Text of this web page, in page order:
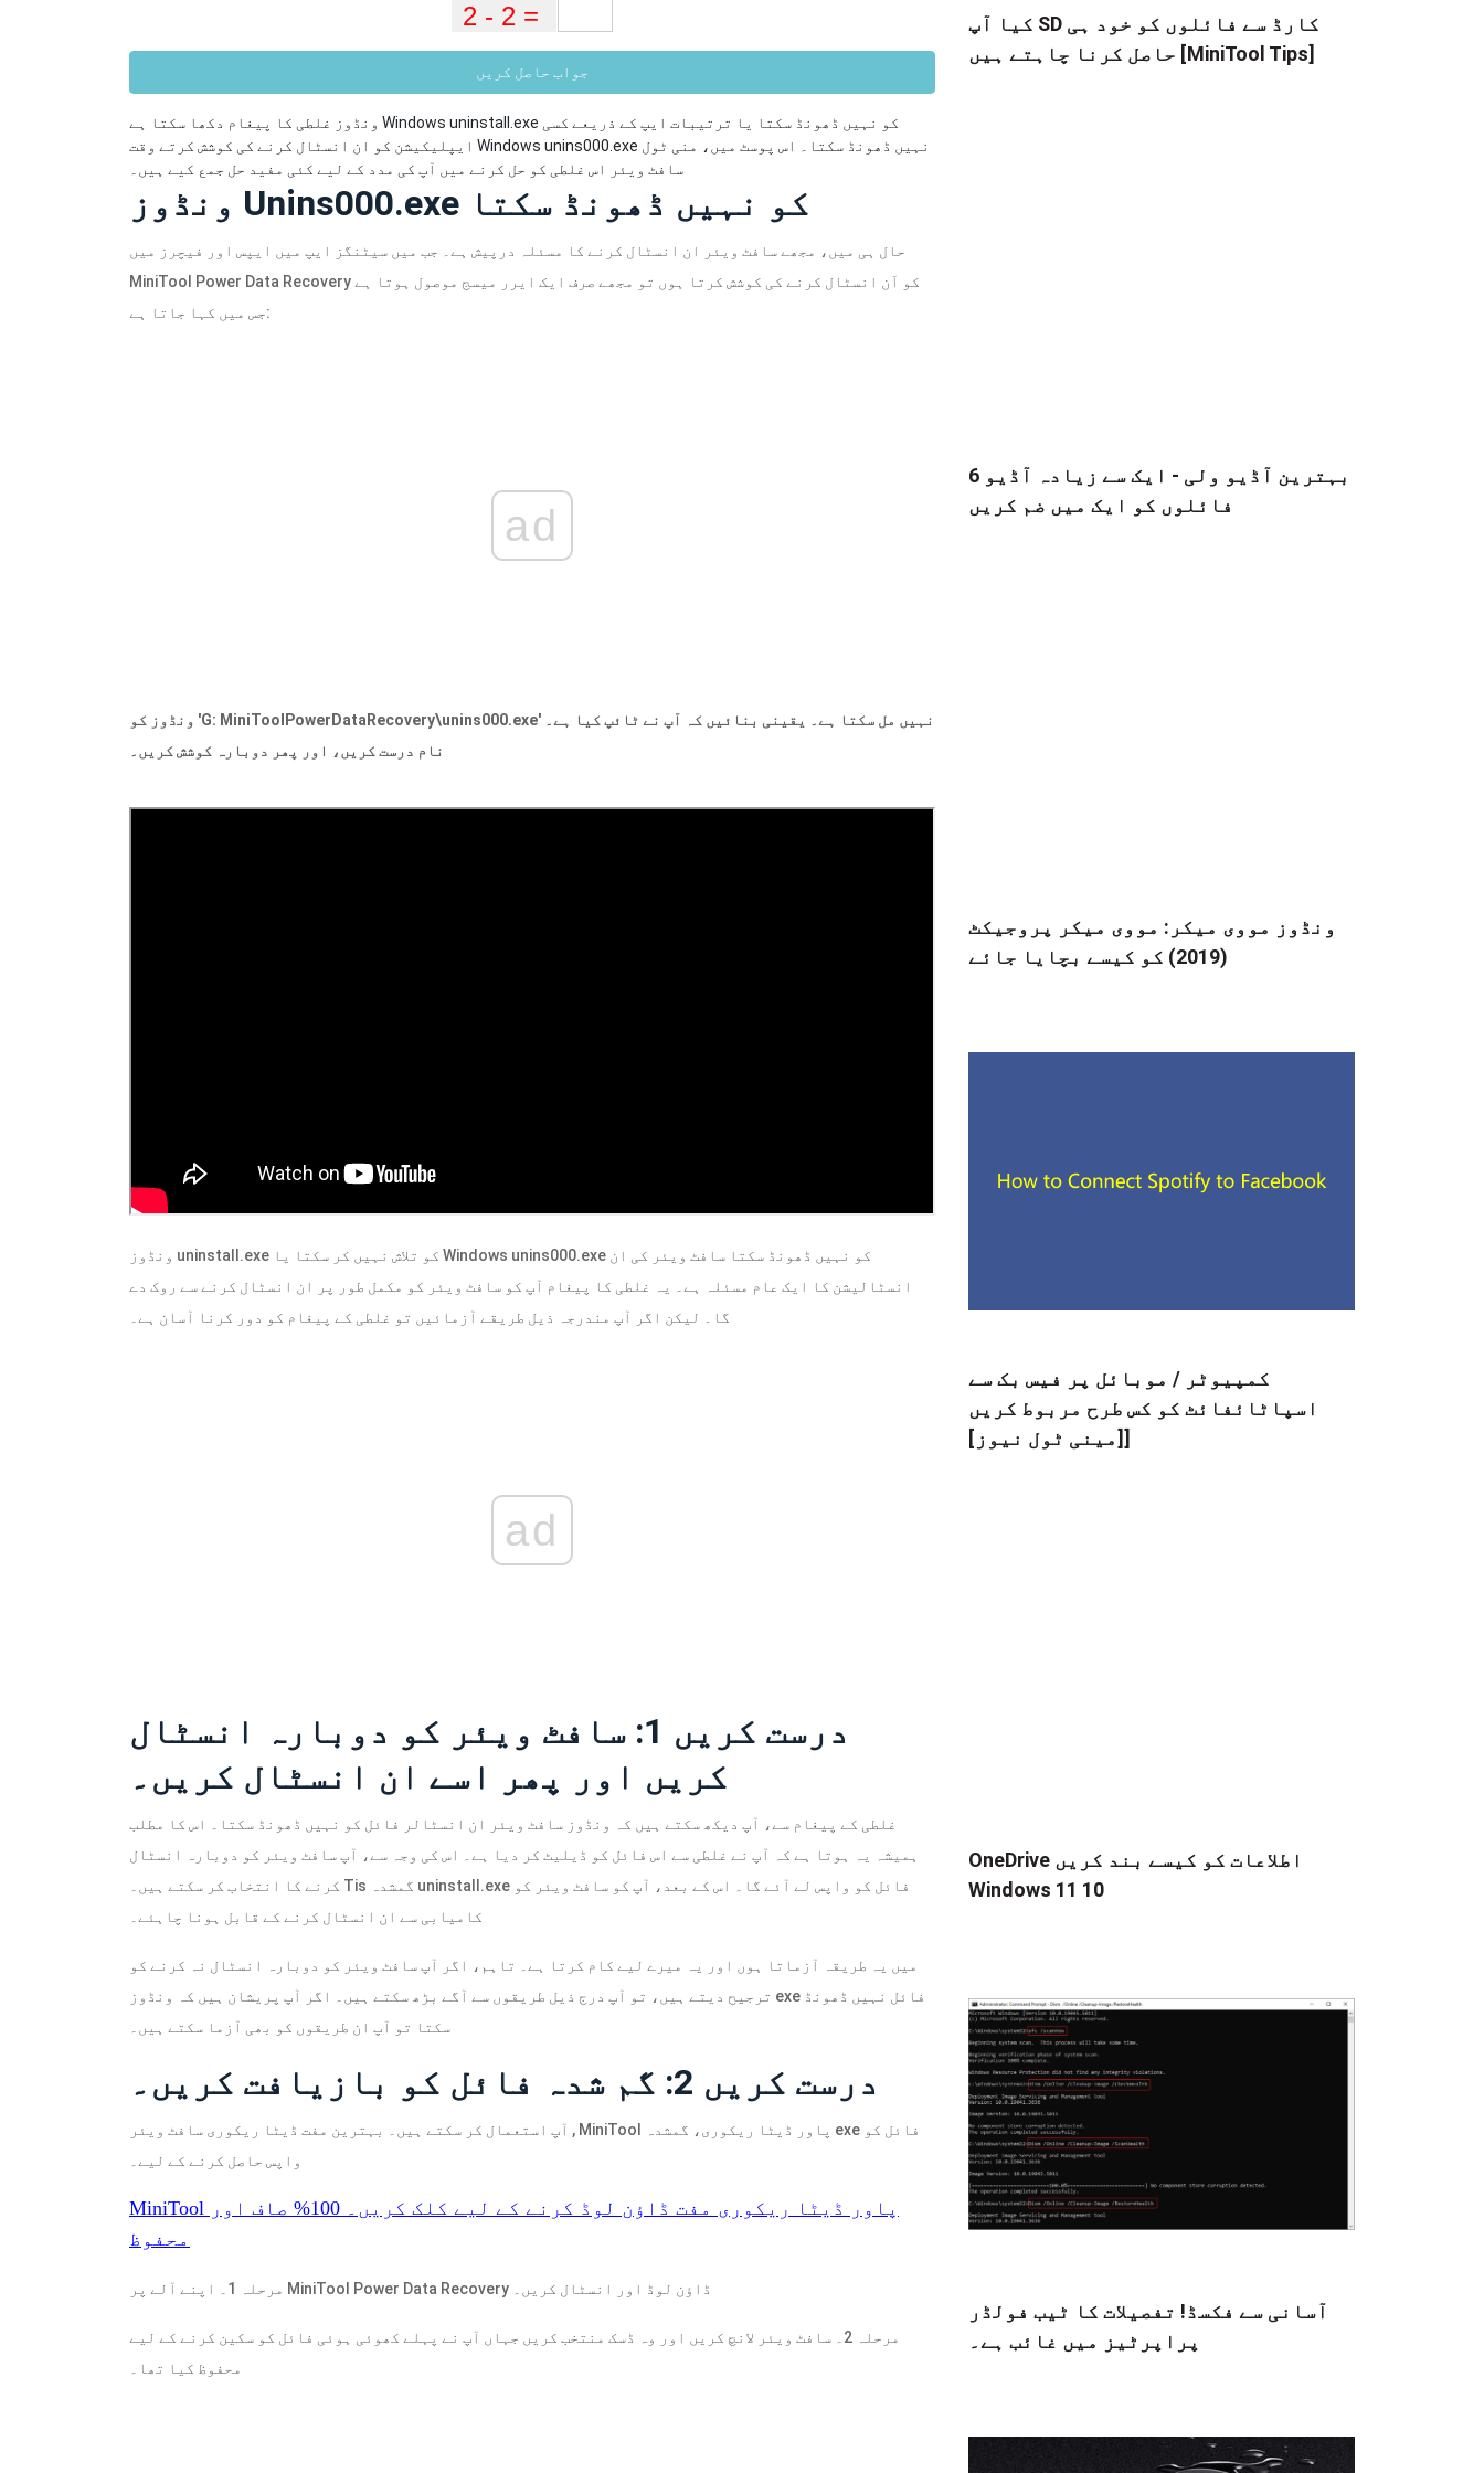
جواب حاصل کریں
ونڈوز غلطی کا پیغام دکھا سکتا ہے Windows uninstall.exe
ایپلیکیشن کو ان انسٹال کرنے کی کوشش کرتے وقت Windows unins000.exe نہیں ڈھونڈ سکتا۔ اس پوسٹ میں، منی ٹول
سافٹ ویئر اس غلطی کو حل کرنے میں آپ کی مدد کے لیے کئی مفید حل جمع کیے ہیں۔
ونڈوز Unins000.exe کو نہیں ڈھونڈ سکتا
حال ہی میں، مجھے سافٹ ویئر ان انسٹال کرنے کا مسئلہ درپیش ہے۔ جب میں سیٹنگز ایپ میں ایپس اور فیچرز میں
MiniTool Power Data Recovery کو اَن انسٹال کرنے کی کوشش کرتا ہوں تو مجھے صرف ایک ایرر میسج موصول ہوتا ہے
جس میں کہا جاتا ہے:
ad
ونڈوز کو 'G: MiniToolPowerDataRecovery\unins000.exe' نہیں مل سکتا ہے۔ یقینی بنائیں کہ آپ نے ٹائپ کیا ہے۔
نام درست کریں، اور پھر دوبارہ کوشش کریں۔
uninstall.exe
انسٹالیشن کا ایک عام مسئلہ ہے۔ یہ غلطی کا پیغام آپ کو سافٹ ویئر کو مکمل طور پر ان انسٹال کرنے سے روک دے
گا۔ لیکن اگر آپ مندرجہ ذیل طریقے آزمائیں تو غلطی کے پیغام کو دور کرنا آسان ہے۔
ad
درست کریں 1: سافٹ ویئر کو دوبارہ انسٹال
کریں اور پھر اسے ان انسٹال کریں۔
غلطی کے پیغام سے، آپ دیکھ سکتے ہیں کہ ونڈوز سافٹ ویئر ان انسٹالر فائل کو نہیں ڈھونڈ سکتا۔ اس کا مطلب
ہمیشہ یہ ہوتا ہے کہ آپ نے غلطی سے اس فائل کو ڈیلیٹ کر دیا ہے۔ اس کی وجہ سے، آپ سافٹ ویئر کو دوبارہ انسٹال
uninstall.exe
کامیابی سے ان انسٹال کرنے کے قابل ہونا چاہئے۔
میں یہ طریقہ آزماتا ہوں اور یہ میرے لیے کام کرتا ہے۔ تاہم، اگر آپ سافٹ ویئر کو دوبارہ انسٹال نہ کرنے کو
ترجیح دیتے ہیں، تو آپ درج ذیل طریقوں سے آگے بڑھ سکتے ہیں۔ اگر آپ پریشان ہیں کہ ونڈوز exe فائل نہیں ڈھونڈ
سکتا تو آپ ان طریقوں کو بھی آزما سکتے ہیں۔
درست کریں 2: گم شدہ فائل کو بازیافت کریں۔
آپ استعمال کر سکتے ہیں۔ بہترین مفت ڈیٹا ریکوری سافٹ ویئر , MiniTool پاور ڈیٹا ریکوری، گمشدہ exe فائل کو
واپس حاصل کرنے کے لیے۔
MiniTool پاور ڈیٹا ریکوری مفت ڈاؤن لوڈ کرنے کے لیے کلک کریں۔
صاف اور
محفوظ
مرحلہ 1۔ اپنے آلے پر MiniTool Power Data Recovery ڈاؤن لوڈ اور انسٹال کریں۔
مرحلہ 2۔ سافٹ ویئر لانچ کریں اور وہ ڈسک منتخب کریں جہاں آپ نے پہلے کھوئی ہوئی فائل کو سکین کرنے کے لیے
محفوظ کیا تھا۔
کیا آپ SD کارڈ سے فائلوں کو خود ہی
حاصل کرنا چاہتے ہیں [MiniTool Tips]
6 بہترین آڈیو ولی - ایک سے زیادہ آڈیو
فائلوں کو ایک میں ضم کریں
ونڈوز مووی میکر: مووی میکر پروجیکٹ
(2019) کو کیسے بچایا جائے
کمپیوٹر / موبائل پر فیس بک سے
اسپاٹائفائٹ کو کس طرح مربوط کریں
[[مینی ٹول نیوز]
OneDrive اطلاعات کو کیسے بند کریں
Windows 11 10
آسانی سے فکسڈ! تفصیلات کا ٹیب فولڈر
پراپرٹیز میں غائب ہے۔